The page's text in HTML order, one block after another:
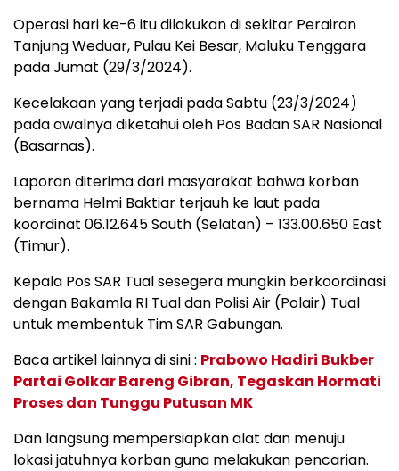
Operasi hari ke-6 itu dilakukan di sekitar Perairan
Tanjung Weduar, Pulau Kei Besar, Maluku Tenggara
pada Jumat (29/3/2024).
Kecelakaan yang terjadi pada Sabtu (23/3/2024)
pada awalnya diketahui oleh Pos Badan SAR Nasional
(Basarnas).
Laporan diterima dari masyarakat bahwa korban
bernama Helmi Baktiar terjauh ke laut pada
koordinat 06.12.645 South (Selatan) – 133.00.650 East
(Timur).
Kepala Pos SAR Tual sesegera mungkin berkoordinasi
dengan Bakamla RI Tual dan Polisi Air (Polair) Tual
untuk membentuk Tim SAR Gabungan.
Baca artikel lainnya di sini : Prabowo Hadiri Bukber
Partai Golkar Bareng Gibran, Tegaskan Hormati
Proses dan Tunggu Putusan MK
Dan langsung mempersiapkan alat dan menuju
lokasi jatuhnya korban guna melakukan pencarian.